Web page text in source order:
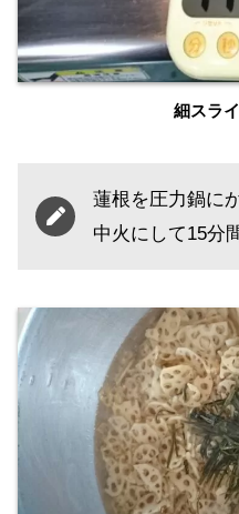
細スラ
蓮根を圧力鍋に
中火にして15分